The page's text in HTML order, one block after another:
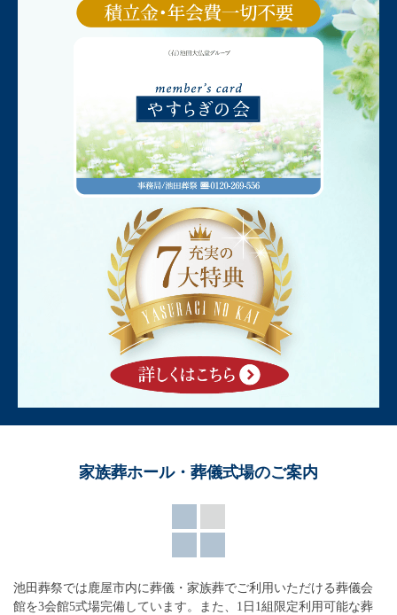
家族葬ホール・葬儀式場のご案内
池田葬祭では鹿屋市内に葬儀・家族葬でご利用いただける葬儀会
館を3会館5式場完備しています。
また、1日1組限定利用可能な葬